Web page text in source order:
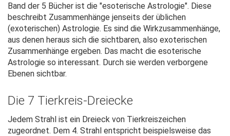
Band der 5 Bücher ist die "esoterische Astrologie". Diese
beschreibt Zusammenhänge jenseits der üblichen
(exoterischen) Astrologie. Es sind die Wirkzusammenhänge,
aus denen heraus sich die sichtbaren, also exoterischen
Zusammenhänge ergeben. Das macht die esoterische
Astrologie so interessant. Durch sie werden verborgene
Ebenen sichtbar.
Die 7 Tierkreis-Dreiecke
Jedem Strahl ist ein Dreieck von Tierkreiszeichen
zugeordnet. Dem 4. Strahl entspricht beispielsweise das